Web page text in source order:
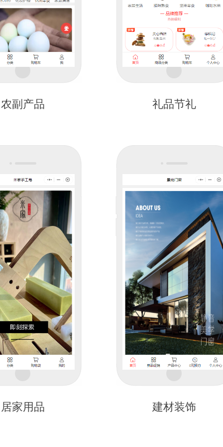
农副产品 礼品节礼
居家用品 建材装饰